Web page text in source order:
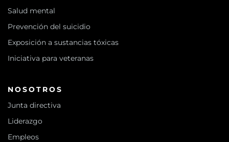
Salud mental
Prevención del suicidio
Exposición a sustancias tóxicas
Iniciativa para veteranas
NOSOTROS
Junta directiva
Liderazgo
Empleos